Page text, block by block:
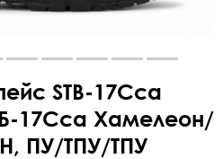
STB-17Cca
17Сса Хамелеон/
ПУ/ТПУ/ТПУ